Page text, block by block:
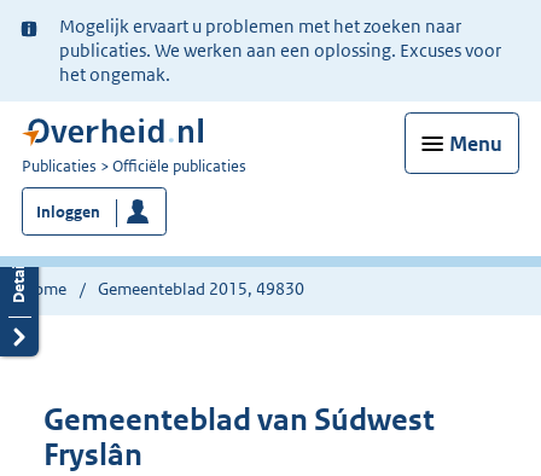
Ter
informatie:
Mogelijk ervaart u problemen met het zoeken naar
publicaties. We werken aan een oplossing. Excuses voor
het ongemak.
Menu
U
bent
nu
hier:
Publicaties Officiële publicaties
Inloggen
Home Gemeenteblad 2015, 49830
Gemeenteblad van Súdwest
Fryslân